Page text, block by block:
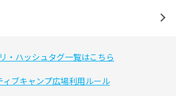
・ハッシュタグ一覧はこちら
ィブキャンプ広場利用ルール